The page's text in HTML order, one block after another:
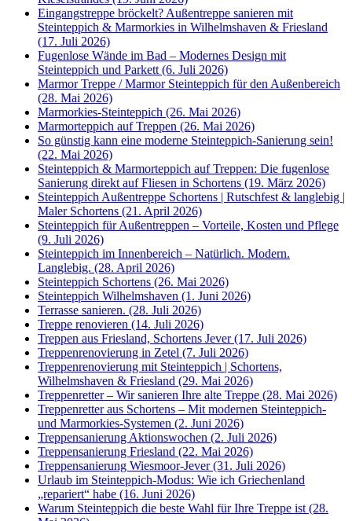
Eingangstreppe bröckelt? Außentreppe sanieren mit
Steinteppich & Marmorkies in Wilhelmshaven & Friesland
(17. Juli 2026)
Fugenlose Wände im Bad – Modernes Design mit
Steinteppich und Parkett (6. Juli 2026)
Marmor Treppe / Marmor Steinteppich für den Außenbereich
(28. Mai 2026)
Marmorkies-Steinteppich (26. Mai 2026)
Marmorteppich auf Treppen (26. Mai 2026)
So günstig kann eine moderne Steinteppich-Sanierung sein!
(22. Mai 2026)
Steinteppich & Marmorteppich auf Treppen: Die fugenlose
Sanierung direkt auf Fliesen in Schortens (19. März 2026)
Steinteppich Außentreppe Schortens | Rutschfest & langlebig |
Maler Schortens (21. April 2026)
Steinteppich für Außentreppen – Vorteile, Kosten und Pflege
(9. Juli 2026)
Steinteppich im Innenbereich – Natürlich. Modern.
Langlebig. (28. April 2026)
Steinteppich Schortens (26. Mai 2026)
Steinteppich Wilhelmshaven (1. Juni 2026)
Terrasse sanieren. (28. Juli 2026)
Treppe renovieren (14. Juli 2026)
Treppen aus Friesland, Schortens Jever (17. Juli 2026)
Treppenrenovierung in Zetel (7. Juli 2026)
Treppenrenovierung mit Steinteppich | Schortens,
Wilhelmshaven & Friesland (29. Mai 2026)
Treppenretter – Wir sanieren Ihre alte Treppe (28. Mai 2026)
Treppenretter aus Schortens – Mit modernen Steinteppich-
und Marmorkies-Systemen (2. Juni 2026)
Treppensanierung Aktionswochen (2. Juli 2026)
Treppensanierung Friesland (22. Mai 2026)
Treppensanierung Wiesmoor-Jever (31. Juli 2026)
Urlaub im Steinteppich-Modus: Wie ich Griechenland
„repariert“ habe (16. Juni 2026)
Warum Steinteppich die beste Wahl für Ihre Treppe ist (28.